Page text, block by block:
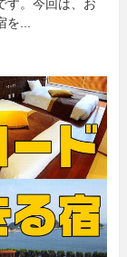
す。今回は、お
...